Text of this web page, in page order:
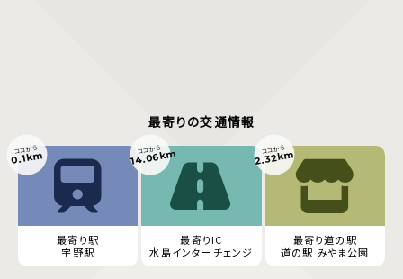
最寄りの交通情報
最寄り駅
宇野駅
ココから
0.1km
最寄りIC
水島インターチェンジ
ココから
14.06km
最寄り道の駅
道の駅 みやま公園
ココから
2.32km